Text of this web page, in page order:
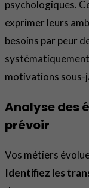
psychologiques.
exprimer leurs
besoins par peur
motivations sous-
Analyse des
prévoir
Vos métiers
Identifiez les